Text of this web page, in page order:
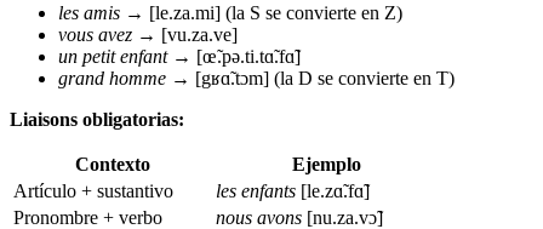
les amis → [le.za.mi] (la S se convierte en Z)
vous avez → [vu.za.ve]
un petit enfant→ [œ̃.pə.ti.tɑ̃.fɑ̃]
grand homme → [gʁɑ̃.tɔm] (la D se convierte en T)
Liaisons obligatorias:
Contexto
Ejemplo
Artículo + sustantivo
les enfants [le.zɑ̃.fɑ̃]
Pronombre + verbo
nous avons [nu.za.vɔ̃]